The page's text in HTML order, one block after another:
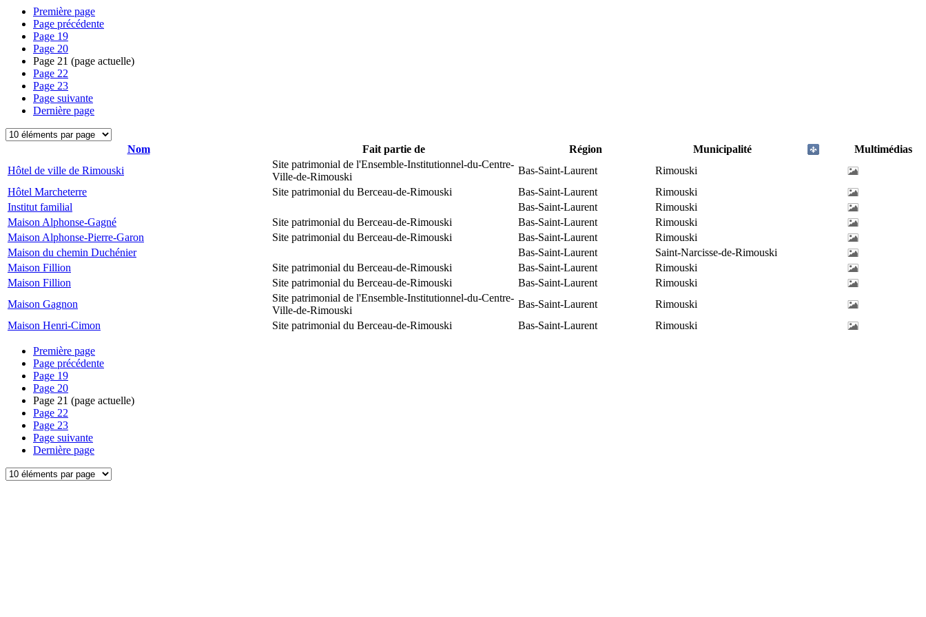
Première page
Page précédente
Page 19
Page 20
Page 21 (page actuelle)
Page 22
Page 23
Page suivante
Dernière page
Nom Fait partie de Région Municipalité
Multimédias
Hôtel de ville de Rimouski
Site patrimonial de l'Ensemble-Institutionnel-du-Centre-
Ville-de-Rimouski
Bas-Saint-Laurent
Rimouski
Hôtel Marcheterre
Site patrimonial du Berceau-de-Rimouski Bas-Saint-Laurent
Rimouski
Institut familial
Bas-Saint-Laurent
Rimouski
Maison Alphonse-Gagné
Site patrimonial du Berceau-de-Rimouski Bas-Saint-Laurent
Rimouski
Maison Alphonse-Pierre-Garon
Site patrimonial du Berceau-de-Rimouski Bas-Saint-Laurent
Rimouski
Maison du chemin Duchénier
Bas-Saint-Laurent
Saint-Narcisse-de-Rimouski
Maison Fillion
Site patrimonial du Berceau-de-Rimouski Bas-Saint-Laurent
Rimouski
Maison Fillion
Site patrimonial du Berceau-de-Rimouski Bas-Saint-Laurent
Rimouski
Maison Gagnon
Site patrimonial de l'Ensemble-Institutionnel-du-Centre-
Ville-de-Rimouski
Bas-Saint-Laurent
Rimouski
Maison Henri-Cimon
Site patrimonial du Berceau-de-Rimouski Bas-Saint-Laurent Rimouski
Première page
Page précédente
Page 19
Page 20
Page 21 (page actuelle)
Page 22
Page 23
Page suivante
Dernière page